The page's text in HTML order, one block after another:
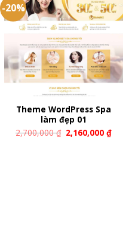
-20%
Theme WordPress Spa
làm đẹp 01
2,700,000₫ 2,160,000₫